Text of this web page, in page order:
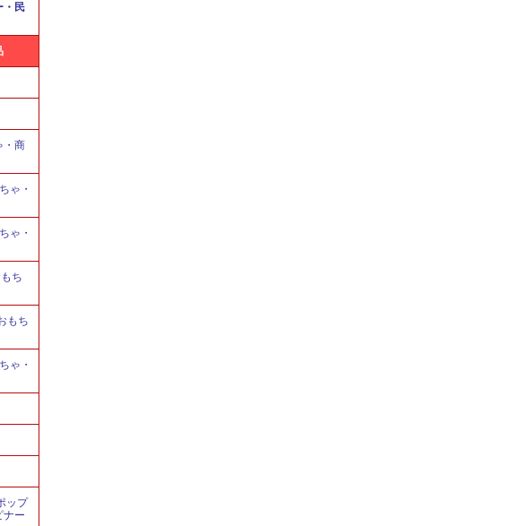
・民
・商
ゃ・
ゃ・
ち
もち
ゃ・
ップ
ナー